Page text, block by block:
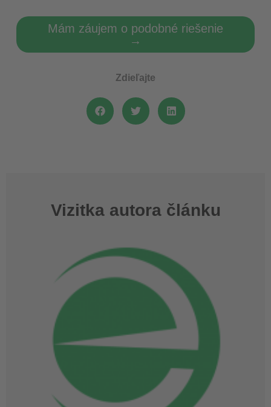
Mám záujem o podobné riešenie
→
Zdieľajte
Vizitka autora článku